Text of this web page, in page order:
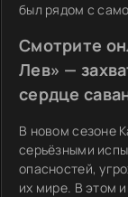
был рядом с
Смотрите
Лев» —
сердце
В новом сезоне
серьёзными
опасностей,
их мире. В этом